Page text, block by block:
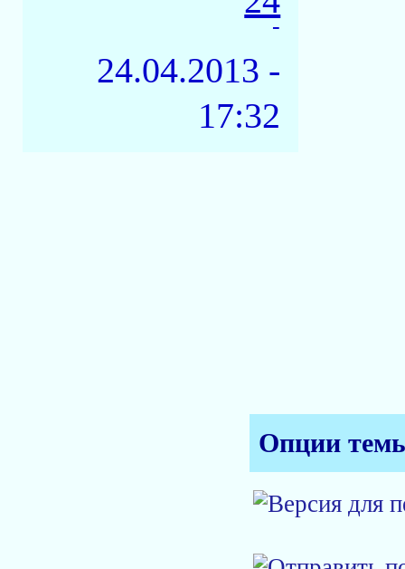
-
24.04.2013 -
17:32
Опции